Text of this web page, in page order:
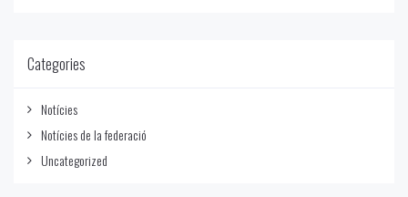
Categories
Notícies
Notícies de la federació
Uncategorized